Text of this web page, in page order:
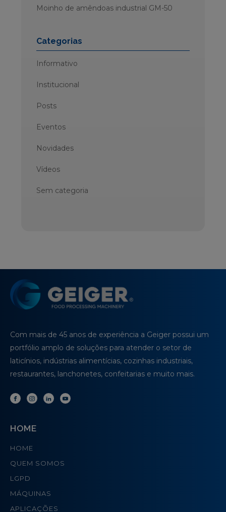
Moinho de amêndoas industrial GM-50
Categorias
Informativo
Institucional
Posts
Eventos
Novidades
Vídeos
Sem categoria
Com mais de 45 anos de experiência a Geiger possui um
portfólio amplo de soluções para atender o setor de
laticínios, indústrias alimentícias, cozinhas industriais,
restaurantes, lanchonetes, confeitarias e muito mais.
HOME
HOME
QUEM SOMOS
LGPD
MÁQUINAS
APLICAÇÕES